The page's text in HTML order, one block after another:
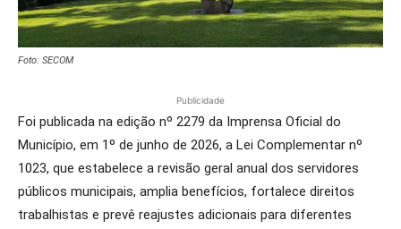
Foto: SECOM
Publicidade
Foi publicada na edição nº 2279 da Imprensa Oficial do
Município, em 1º de junho de 2026, a Lei Complementar nº
1023, que estabelece a revisão geral anual dos servidores
públicos municipais, amplia benefícios, fortalece direitos
trabalhistas e prevê reajustes adicionais para diferentes